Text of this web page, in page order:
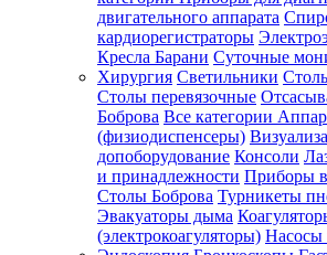
двигательного аппарата
кардиорегистраторы
Кресла Барани Суточные
Хирургия Светильники
Столы перевязочные
Боброва Все категории
(физиодиспенсеры)
допоборудование Консоли
и принадлежности Приборы
Столы Боброва Турникеты
Эвакуаторы дыма
(электрокоагуляторы)